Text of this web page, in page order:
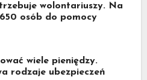
wolontariuszy. Na
osób do pomocy
wiele pieniędzy.
rodzaje ubezpieczeń